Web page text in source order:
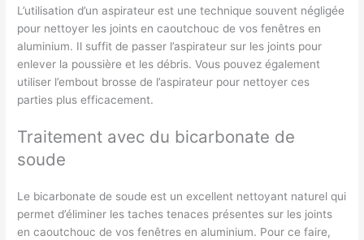
L’utilisation d’un aspirateur est une technique souvent négligée
pour nettoyer les joints en caoutchouc de vos fenêtres en
aluminium. Il suffit de passer l’aspirateur sur les joints pour
enlever la poussière et les débris. Vous pouvez également
utiliser l’embout brosse de l’aspirateur pour nettoyer ces
parties plus efficacement.
Traitement avec du bicarbonate de
soude
Le bicarbonate de soude est un excellent nettoyant naturel qui
permet d’éliminer les taches tenaces présentes sur les joints
en caoutchouc de vos fenêtres en aluminium. Pour ce faire,